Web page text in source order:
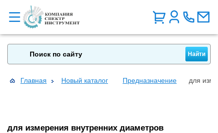
Главная Новый каталог Предназначение для
для измерения внутренних диаметров